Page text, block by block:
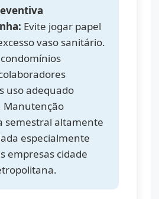
Evite jogar papel
vaso sanitário.
uso adequado
Manutenção
semestral altamente
especialmente
empresas cidade